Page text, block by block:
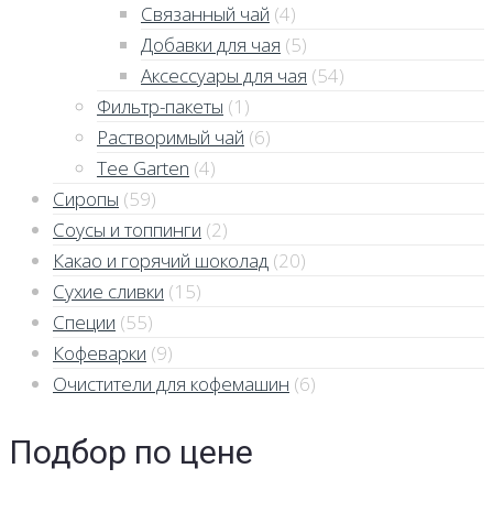
Связанный чай (4)
Добавки для чая (5)
Аксессуары для чая (54)
Фильтр-пакеты (1)
Растворимый чай (6)
Tee Garten (4)
Сиропы (59)
Соусы и топпинги (2)
Какао и горячий шоколад (20)
Сухие сливки (15)
Специи (55)
Кофеварки (9)
Очистители для кофемашин (6)
Подбор по цене